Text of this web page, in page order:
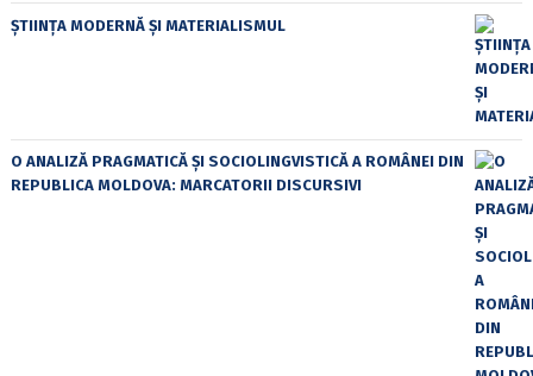
ȘTIINȚA MODERNĂ ȘI MATERIALISMUL
O ANALIZĂ PRAGMATICĂ ȘI SOCIOLINGVISTICĂ A ROMÂNEI DIN
REPUBLICA MOLDOVA: MARCATORII DISCURSIVI